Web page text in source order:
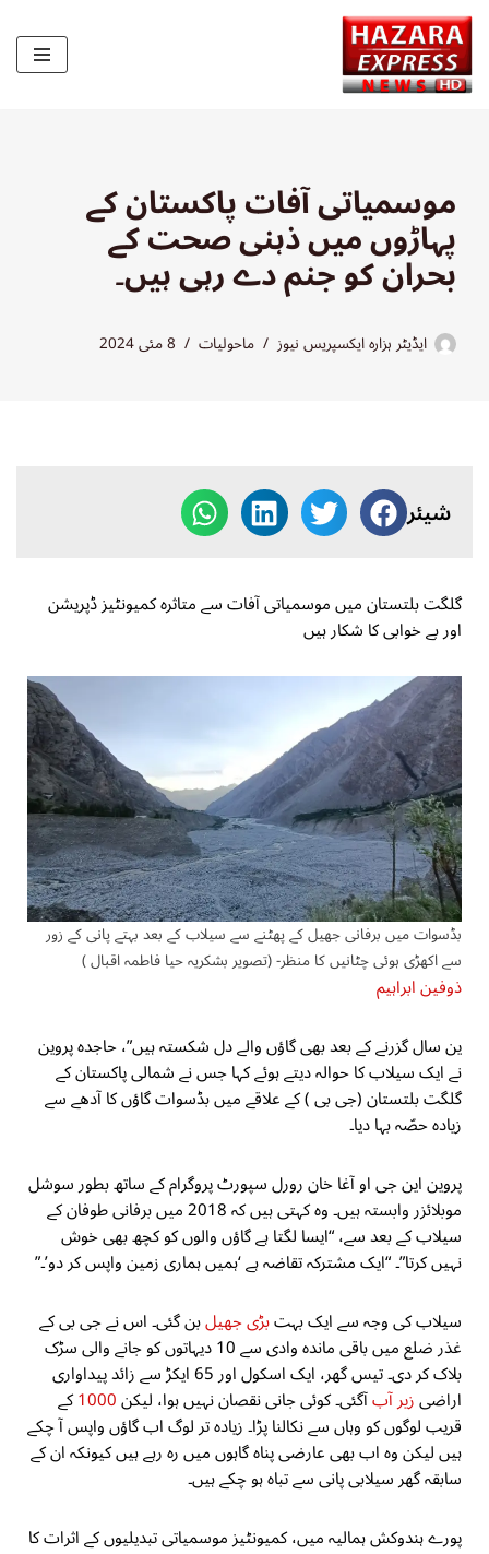
Skip
to
موسمیاتی آفات پاکستان کے
پہاڑوں میں ذہنی صحت کے
بحران کو جنم دے رہی ہیں۔
ایڈیٹر ہزارہ ایکسپریس نیوز ماحولیات 8 مئی 2024
شیئر
گلگت بلتستان میں موسمیاتی آفات سے متاثرہ کمیونٹیز ڈپریشن
اور بے خوابی کا شکار ہیں
بڈسوات میں برفانی جھیل کے پھٹنے سے سیلاب کے بعد بہتے پانی کے زور
سے اکھڑی ہوئی چٹانیں کا منظر- (تصویر بشکریہ حیا فاطمہ اقبال )
ذوفین ابراہیم
ین سال گزرنے کے بعد بھی گاؤں والے دل شکستہ ہیں”، حاجدہ پروین
نے ایک سیلاب کا حوالہ دیتے ہوئے کہا جس نے شمالی پاکستان کے
گلگت بلتستان (جی بی ) کے علاقے میں بڈسوات گاؤں کا آدھے سے
زیادہ حصّہ بہا دیا۔
پروین این جی او آغا خان رورل سپورٹ پروگرام کے ساتھ بطور سوشل
موبلائزر وابستہ ہیں۔ وہ کہتی ہیں کہ 2018 میں برفانی طوفان کے
سیلاب کے بعد سے، “ایسا لگتا ہے گاؤں والوں کو کچھ بھی خوش
نہیں کرتا”۔ “ایک مشترکہ تقاضہ ہے ‘ہمیں ہماری زمین واپس کر دو’۔”
سیلاب کی وجہ سے ایک بہتبڑی جھیلبن گئی۔ اس نے جی بی کے
غذر ضلع میں باقی ماندہ وادی سے 10 دیہاتوں کو جانے والی سڑک
بلاک کر دی۔ تیس گھر، ایک اسکول اور 65 ایکڑ سے زائد پیداواری
اراضیزیر آبآگئی۔ کوئی جانی نقصان نہیں ہوا، لیکن کے
قریب لوگوں کو وہاں سے نکالنا پڑا۔ زیادہ تر لوگ اب گاؤں واپس آ چکے
ہیں لیکن وہ اب بھی عارضی پناہ گاہوں میں رہ رہے ہیں کیونکہ ان کے
سابقہ گھر سیلابی پانی سے تباہ ہو چکے ہیں۔
پورے ہندوکش ہمالیہ میں، کمیونٹیز موسمیاتی تبدیلیوں کے اثرات کا